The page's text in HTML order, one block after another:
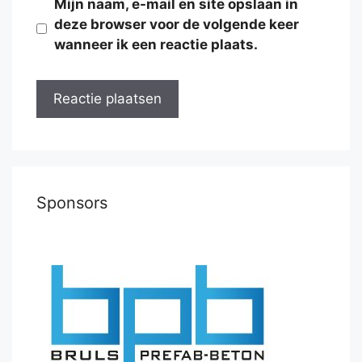
Mijn naam, e-mail en site opslaan in
deze browser voor de volgende keer
wanneer ik een reactie plaats.
Sponsors